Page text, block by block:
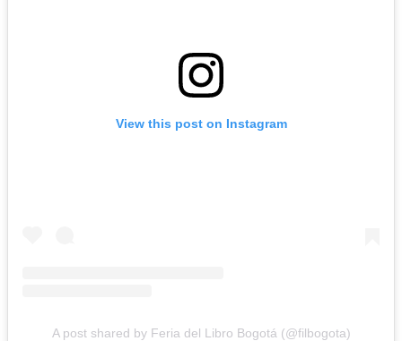
View this post on Instagram
A post shared by Feria del Libro Bogotá (@filbogota)